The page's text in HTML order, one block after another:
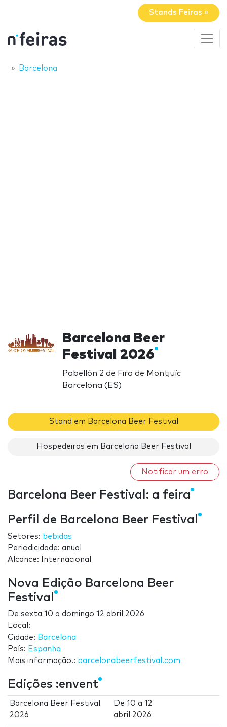
Stands Feiras »
Barcelona
Barcelona Beer
Festival 2026
Pabellón 2 de Fira de Montjuïc
Barcelona (ES)
Stand em Barcelona Beer Festival
Hospedeiras em Barcelona Beer Festival
Notificar um erro
Barcelona Beer Festival: a feira
Perfil de Barcelona Beer Festival
Setores: bebidas
Periodicidade: anual
Alcance: Internacional
Nova Edição Barcelona Beer
Festival
De sexta 10 a domingo 12 abril 2026
Local:
Cidade: Barcelona
País: Espanha
Mais informação.: barcelonabeerfestival.com
Edições :envent
Barcelona Beer Festival
2026
De10 a12
abril 2026